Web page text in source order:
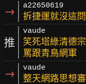
→ a22650619
拆捷運就沒這
推
vaude
笑死塔綠清德
罵跟青鳥網軍
→ vaude
整天網路思想